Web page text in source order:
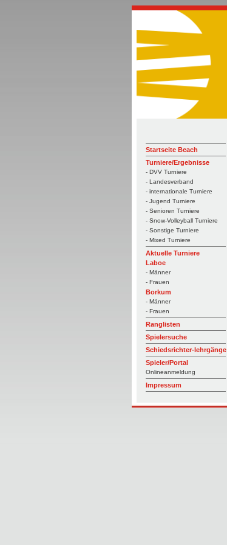
Startseite Beach
Turniere/Ergebnisse
- DVV Turniere
- Landesverband
- internationale Turniere
- Jugend Turniere
- Senioren Turniere
- Snow-Volleyball Turniere
- Sonstige Turniere
- Mixed Turniere
Aktuelle Turniere
Laboe
- Männer
- Frauen
Borkum
- Männer
- Frauen
Ranglisten
Spielersuche
Schiedsrichter-lehrgänge
Spieler/Portal
Onlineanmeldung
Impressum